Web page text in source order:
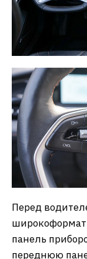
Перед
панель
переднюю